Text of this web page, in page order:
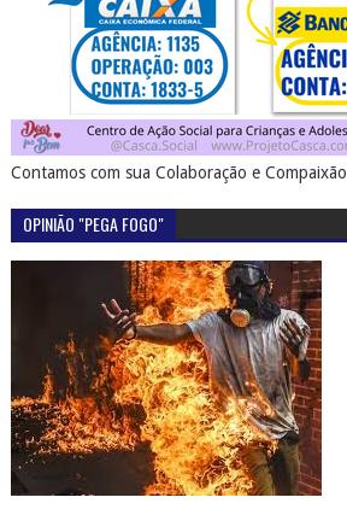
Contamos com sua Colaboração e Compaixão
OPINIÃO "PEGA FOGO"